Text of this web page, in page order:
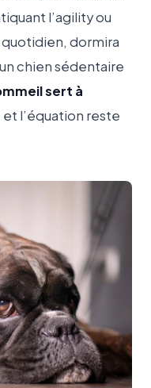
l’agility ou
dormira
chien sédentaire
sert à
et l’équation reste